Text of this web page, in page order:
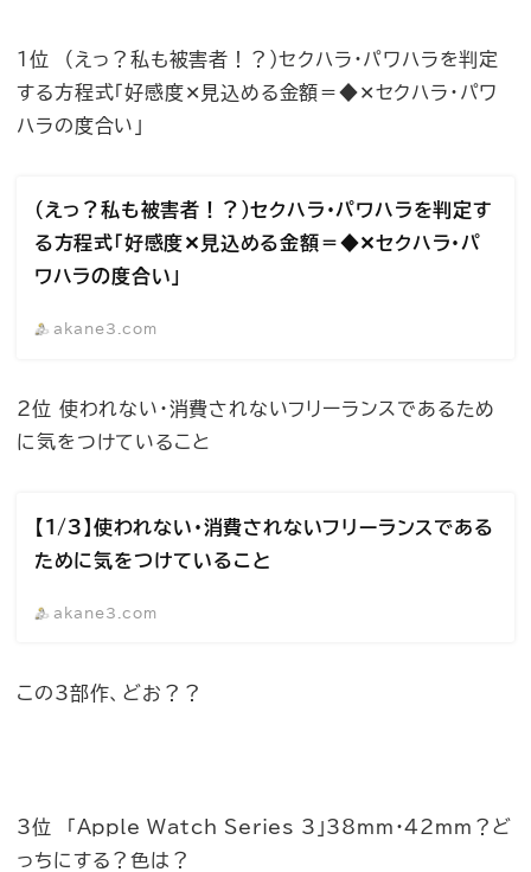
1位 （えっ？私も被害者！？）セクハラ・パワハラを判定
する方程式「好感度✕見込める金額＝◆✕セクハラ・パワ
ハラの度合い」
（えっ？私も被害者！？）セクハラ・パワハラを判定す
る方程式「好感度✕見込める金額＝◆✕セクハラ・パ
ワハラの度合い」
akane3.com
2位 使われない・消費されないフリーランスであるため
に気をつけていること
【1/3】使われない・消費されないフリーランスである
ために気をつけていること
akane3.com
この3部作、どお？？
3位 「Apple Watch Series 3」38mm・42mm？ど
っちにする？色は？